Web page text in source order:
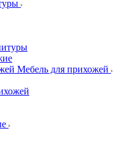
Мебель для прихожей